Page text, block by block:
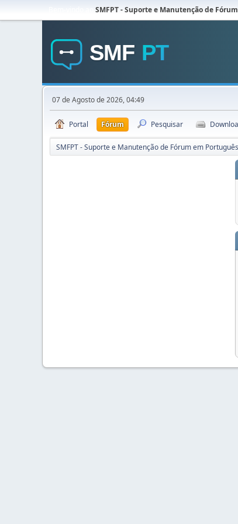
SMFPT - Suporte e Manutenção de
07 de Agosto de 2026, 04:49
Portal Fórum Pesquisar
SMFPT - Suporte e Manutenção de Fórum em Português